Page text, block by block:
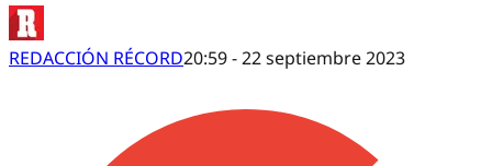
REDACCIÓN RÉCORD20:59 - 22 septiembre 2023